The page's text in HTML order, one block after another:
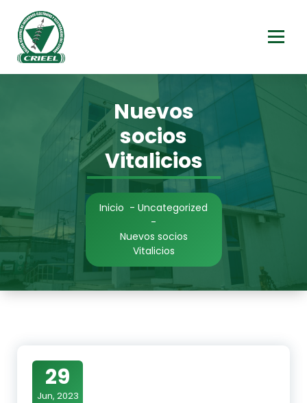
contenido
Nuevos
socios
Vitalicios
Inicio - Uncategorized
-
Nuevos socios
Vitalicios
29
Jun, 2023